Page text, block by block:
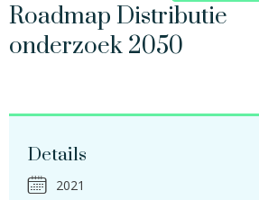
Roadmap Distributie
onderzoek 2050
Details
2021